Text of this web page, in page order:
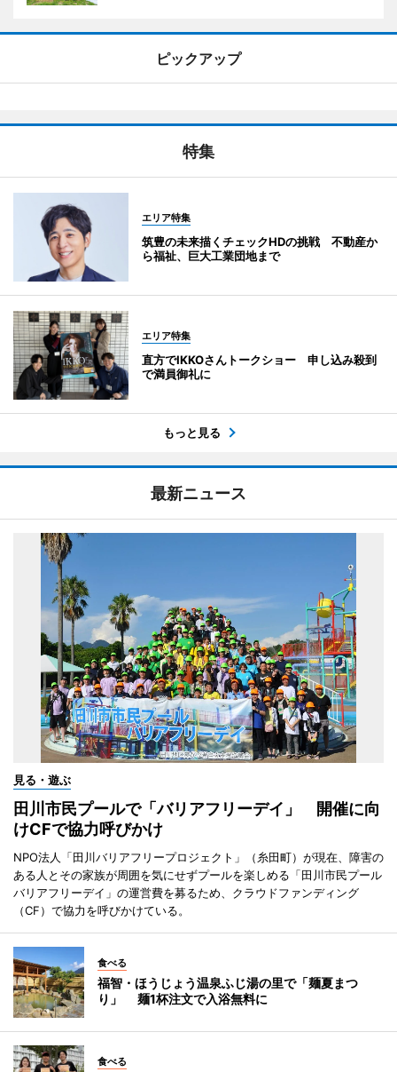
ピックアップ
特集
エリア特集
筑豊の未来描くチェックHDの挑戦 不動産か
ら福祉、巨大工業団地まで
エリア特集
直方でIKKOさんトークショー 申し込み殺到
で満員御礼に
もっと見る
最新ニュース
見る・遊ぶ
田川市民プールで「バリアフリーデイ」 開催に向
けCFで協力呼びかけ
NPO法人「田川バリアフリープロジェクト」（糸田町）が現在、障害の
ある人とその家族が周囲を気にせずプールを楽しめる「田川市民プール
バリアフリーデイ」の運営費を募るため、クラウドファンディング
（CF）で協力を呼びかけている。
食べる
福智・ほうじょう温泉ふじ湯の里で「麺夏まつ
り」 麺1杯注文で入浴無料に
食べる